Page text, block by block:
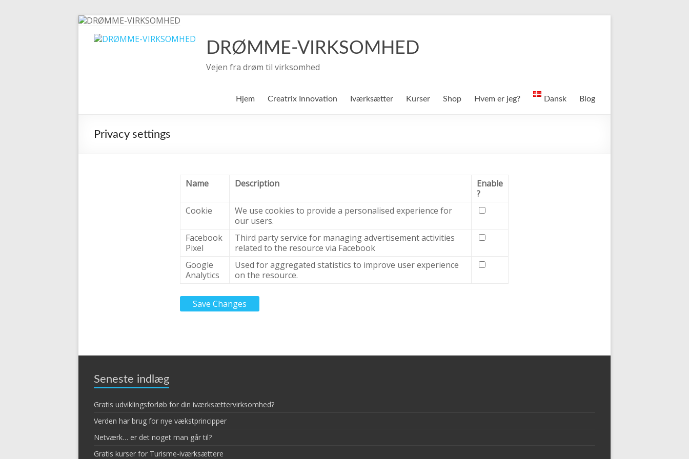
Skip
content
DRØMME-VIRKSOMHED
Vejen fra drøm til virksomhed
Hjem Creatrix Innovation Iværksætter Kurser Shop Hvem er jeg? Dansk Blog
Privacy settings
Name Description
Enable
?
Cookie
We use cookies to provide a personalised experience for
our users.
Facebook
Pixel
Third party service for managing advertisement activities
related to the resource via Facebook
Google
Analytics
Used for aggregated statistics to improve user experience
on the resource.
Save Changes
Seneste indlæg
Gratis udviklingsforløb for din iværksættervirksomhed?
Verden har brug for nye vækstprincipper
Netværk… er det noget man går til?
Gratis kurser for Turisme-iværksættere